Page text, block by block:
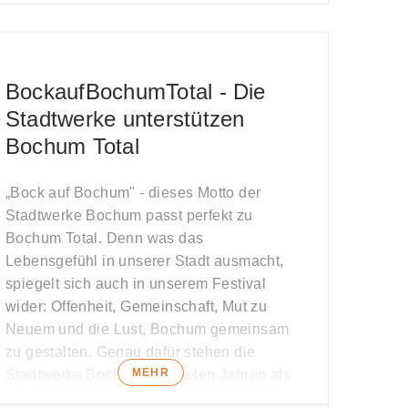
Bermuda3Eck feiern. Gebt nochmal alles,
Wer mehr wissen möchte, der findet
diesem Link.
beste Wochenende des Jahres!
BockaufBochumTotal - Die
Stadtwerke unterstützen
Bochum Total
„Bock auf Bochum" - dieses Motto der
Stadtwerke Bochum passt perfekt zu
Bochum Total. Denn was das
Lebensgefühl in unserer Stadt ausmacht,
spiegelt sich auch in unserem Festival
wider: Offenheit, Gemeinschaft, Mut zu
Neuem und die Lust, Bochum gemeinsam
zu gestalten. Genau dafür stehen die
Stadtwerke Bochum seit vielen Jahren als
MEHR